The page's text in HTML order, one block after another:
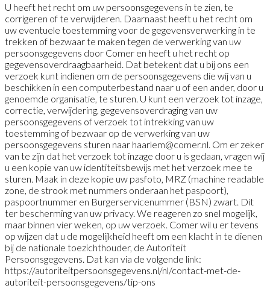
U heeft het recht om uw persoonsgegevens in te zien, te
corrigeren of te verwijderen. Daarnaast heeft u het recht om
uw eventuele toestemming voor de gegevensverwerking in te
trekken of bezwaar te maken tegen de verwerking van uw
persoonsgegevens door Comer en heeft u het recht op
gegevensoverdraagbaarheid. Dat betekent dat u bij ons een
verzoek kunt indienen om de persoonsgegevens die wij van u
beschikken in een computerbestand naar u of een ander, door u
genoemde organisatie, te sturen. U kunt een verzoek tot inzage,
correctie, verwijdering, gegevensoverdraging van uw
persoonsgegevens of verzoek tot intrekking van uw
toestemming of bezwaar op de verwerking van uw
persoonsgegevens sturen naar haarlem@comer.nl. Om er zeker
van te zijn dat het verzoek tot inzage door u is gedaan, vragen wij
u een kopie van uw identiteitsbewijs met het verzoek mee te
sturen. Maak in deze kopie uw pasfoto, MRZ (machine readable
zone, de strook met nummers onderaan het paspoort),
paspoortnummer en Burgerservicenummer (BSN) zwart. Dit
ter bescherming van uw privacy. We reageren zo snel mogelijk,
maar binnen vier weken, op uw verzoek. Comer wil u er tevens
op wijzen dat u de mogelijkheid heeft om een klacht in te dienen
bij de nationale toezichthouder, de Autoriteit
Persoonsgegevens. Dat kan via de volgende link:
https://autoriteitpersoonsgegevens.nl/nl/contact-met-de-
autoriteit-persoonsgegevens/tip-ons